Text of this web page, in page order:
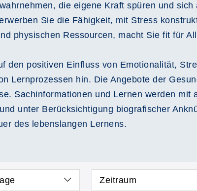
die eigene Kraft spüren und
Sie die Fähigkeit, mit Stress
physischen Ressourcen, macht Sie fit für
den positiven Einfluss von Emotionalität,
Lernprozessen hin. Die Angebote der
Sachinformationen und Lernen werden mit
unter Berücksichtigung biografischer
des lebenslangen Lernens.
Zeitraum